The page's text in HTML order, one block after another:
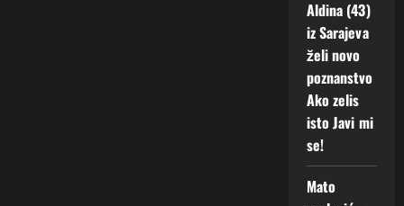
Aldina (43)
iz Sarajeva
želi novo
poznanstvo
Ako zelis
isto Javi mi
se!
Mato